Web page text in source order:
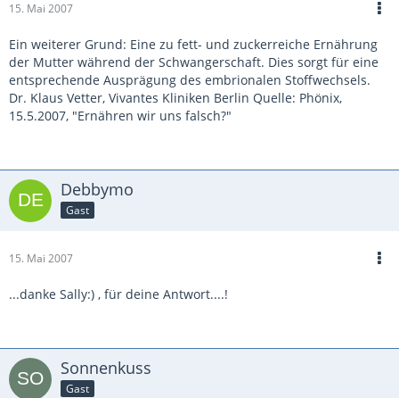
15. Mai 2007
Ein weiterer Grund: Eine zu fett- und zuckerreiche Ernährung
der Mutter während der Schwangerschaft. Dies sorgt für eine
entsprechende Ausprägung des embrionalen Stoffwechsels.
Dr. Klaus Vetter, Vivantes Kliniken Berlin Quelle: Phönix,
15.5.2007, "Ernähren wir uns falsch?"
Debbymo
Gast
15. Mai 2007
...danke Sally:) , für deine Antwort....!
Sonnenkuss
Gast